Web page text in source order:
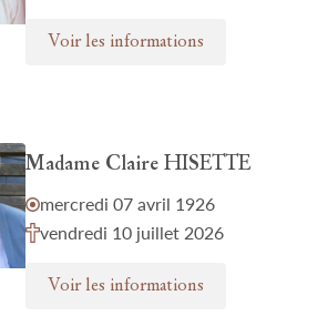
Voir les informations
Madame Claire HISETTE
mercredi 07 avril 1926
vendredi 10 juillet 2026
Voir les informations